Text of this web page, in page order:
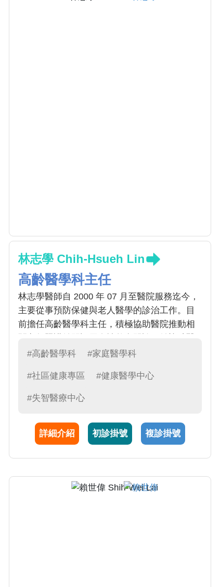
林志學 Chih-Hsueh Lin
高齡醫學科主任
林志學醫師自 2000 年 07 月至醫院服務迄今，
主要從事預防保健與老人醫學的診治工作。目
前擔任高齡醫學科主任，積極協助醫院推動相
院取得台灣老年醫學會之專科醫師訓練醫院;並
優良獎榮譽。林醫師並擔任台灣老年學暨老年
醫學會委員，積極參與各項老人照護相關之計
#高齡醫學科 #家庭醫學科
#社區健康專區 #健康醫學中心
#失智醫療中心
詳細介紹 初診掛號 複診掛號